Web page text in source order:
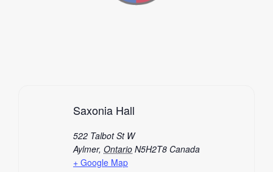
Saxonia Hall
522 Talbot St W
Aylmer, Ontario N5H2T8 Canada
+ Google Map